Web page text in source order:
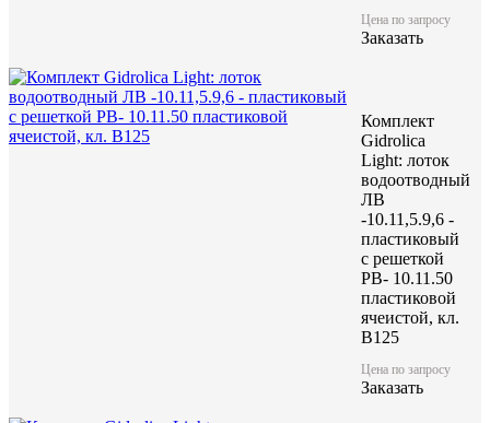
акция
Цена по запросу
Цену уточняйте у менеджера
Заказать
Цена по запросу
Заказать
Комплект
Gidrolica
Light: лоток
водоотводный
ЛВ
-10.11,5.9,6 -
пластиковый
с решеткой
РВ- 10.11.50
пластиковой
ячеистой, кл.
B125
Цена по запросу
Заказать